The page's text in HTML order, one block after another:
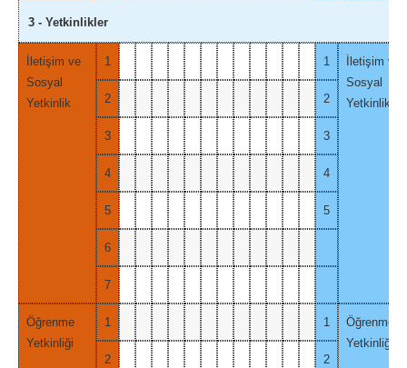
3 - Yetkinlikler
İletişim ve
Sosyal
Yetkinlik
1 1
İletişim ve
Sosyal
Yetkinlik
2 2
3 3
4 4
5 5
6
7
Öğrenme
Yetkinliği
1 1
Öğrenme
Yetkinliği
2
2